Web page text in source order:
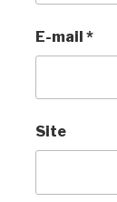
E-mail *
Site